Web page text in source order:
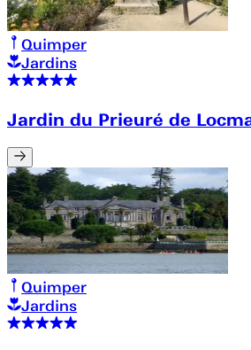
Quimper
Jardins
Jardin du Prieuré de
Quimper
Jardins